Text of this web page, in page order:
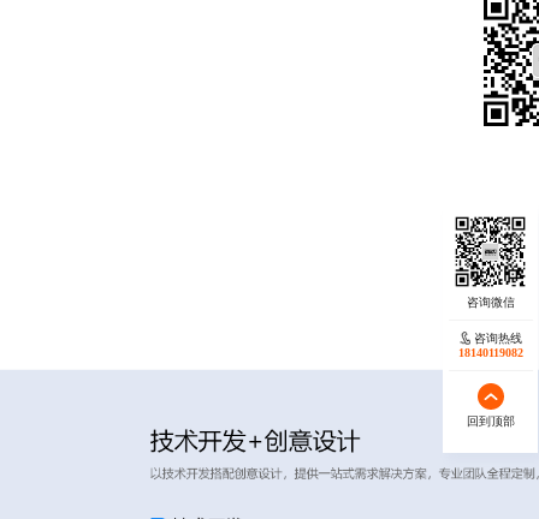
咨询热线
18140119082
回到顶部